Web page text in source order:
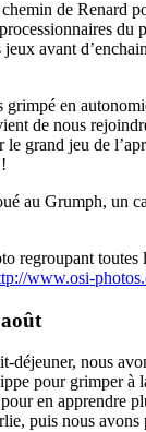
de Renard
du
avant
grimpé en
de nous
le grand jeu de
au Grumph, un
regroupant toutes
www.osi-
déjeuner, nous
pour grimper à
en apprendre
puis nous